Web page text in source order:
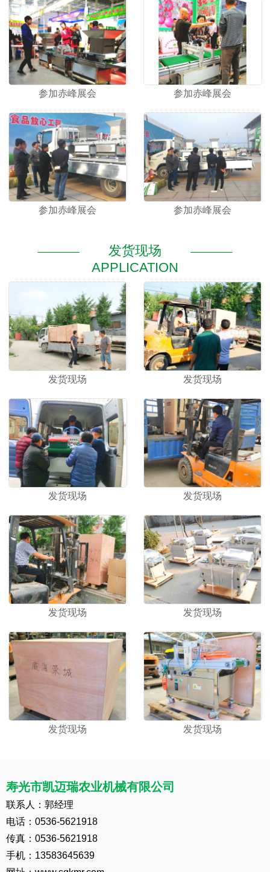
参加赤峰展会 参加赤峰展会
参加赤峰展会 参加赤峰展会
发货现场
APPLICATION
发货现场 发货现场
发货现场 发货现场
发货现场 发货现场
发货现场 发货现场
寿光市凯迈瑞农业机械有限公司
联系人：郭经理
电话：0536-5621918
传真：0536-5621918
手机：13583645639